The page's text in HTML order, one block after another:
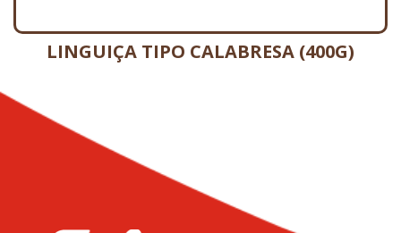
LINGUIÇA TIPO CALABRESA (400G)